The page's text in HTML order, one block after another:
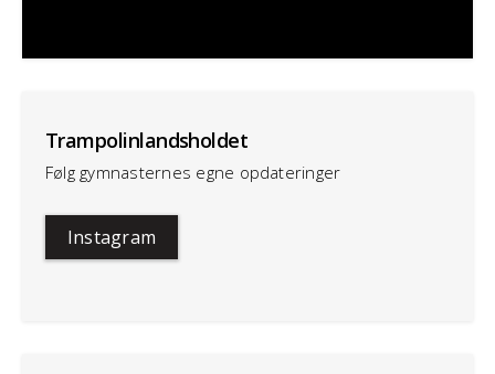
Trampolinlandsholdet
Følg gymnasternes egne opdateringer
Instagram